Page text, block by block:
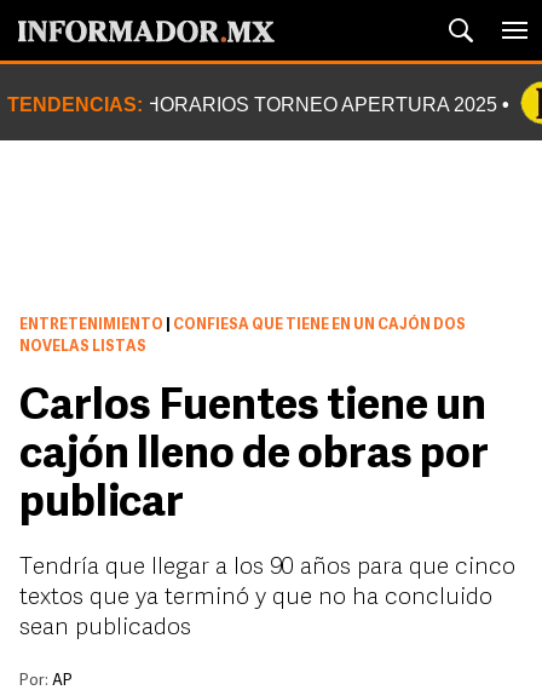
TENDENCIAS: HORARIOS TORNEO APERTURA 2025
ENTRETENIMIENTO
CONFIESA QUE TIENE EN UN CAJÓN DOS
NOVELAS LISTAS
Carlos Fuentes tiene un
cajón lleno de obras por
publicar
Tendría que llegar a los 90 años para que cinco
textos que ya terminó y que no ha concluido
sean publicados
Por: AP